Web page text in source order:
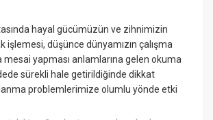
hayal gücümüzün ve zihnimizin
işlemesi, düşünce dünyamızın çalışma
yapması anlamlarına gelen okuma
sürekli hale getirildiğinde dikkat
problemlerimize olumlu yönde etki